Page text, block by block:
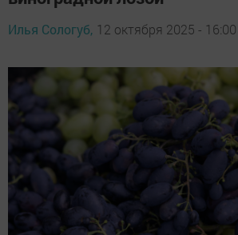
Илья Сологуб, 12 октября 2025 - 16:00